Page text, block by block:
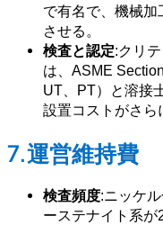
で有名で、機械
させる。
検査と認定:クリ
は、ASME
UT、PT）と溶接
設置コストがさら
7.運営維持費
検査頻度:ニッケ
ーステナイト系